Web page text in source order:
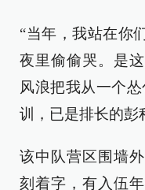
“当年，我站在你
夜里偷偷哭。是
风浪把我从一个
训，已是排长的彭
该中队营区围墙
刻着字，有入伍